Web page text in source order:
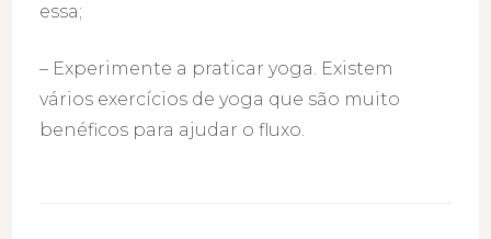
essa;
– Experimente a praticar yoga. Existem
vários exercícios de yoga que são muito
benéficos para ajudar o fluxo.